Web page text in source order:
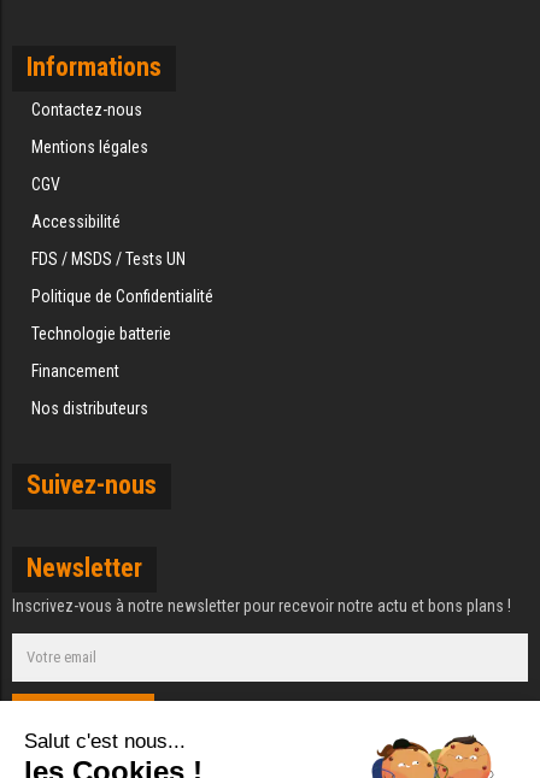
Informations
Contactez-nous
Mentions légales
CGV
Accessibilité
FDS / MSDS / Tests UN
Politique de Confidentialité
Technologie batterie
Financement
Nos distributeurs
Suivez-nous
Newsletter
Inscrivez-vous à notre newsletter pour recevoir notre actu et bons plans !